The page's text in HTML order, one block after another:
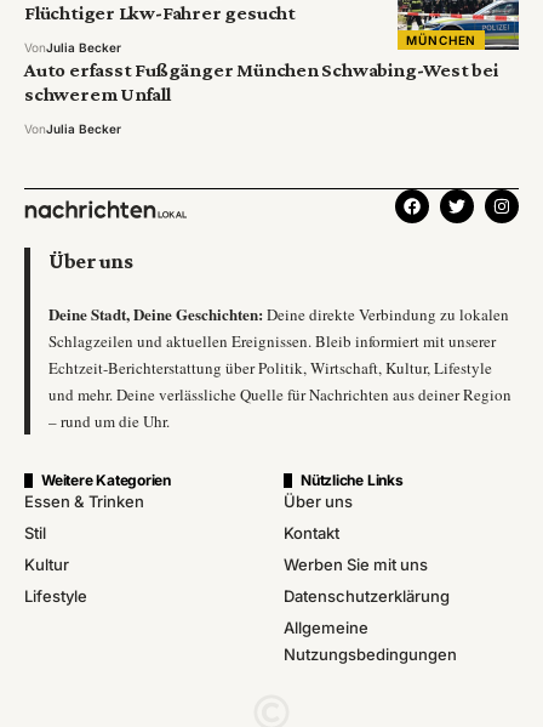
MÜNCHEN
Flüchtiger Lkw-Fahrer gesucht
VonJulia Becker
Auto erfasst Fußgänger München Schwabing-West bei
schwerem Unfall
VonJulia Becker
Über uns
Deine Stadt, Deine Geschichten: Deine direkte Verbindung zu lokalen
Schlagzeilen und aktuellen Ereignissen. Bleib informiert mit unserer
Echtzeit-Berichterstattung über Politik, Wirtschaft, Kultur, Lifestyle
und mehr. Deine verlässliche Quelle für Nachrichten aus deiner Region
– rund um die Uhr.
Weitere Kategorien
Essen & Trinken
Stil
Kultur
Lifestyle
Nützliche Links
Über uns
Kontakt
Werben Sie mit uns
Datenschutzerklärung
Allgemeine
Nutzungsbedingungen